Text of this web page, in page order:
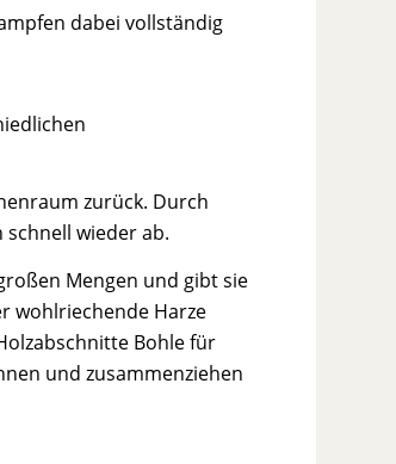
dabei vollständig
zurück. Durch
wieder ab.
Mengen und gibt sie
wohlriechende Harze
Bohle für
und zusammenziehen